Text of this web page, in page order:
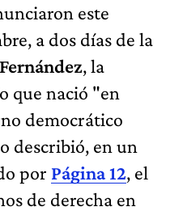
este
a dos días de la
, la
que nació "en
democrático
describió, en un
por Página 12, el
de derecha en